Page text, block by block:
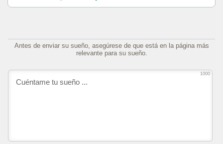
Antes de enviar su sueño, asegúrese de que está en la página más
relevante para su sueño.
1000